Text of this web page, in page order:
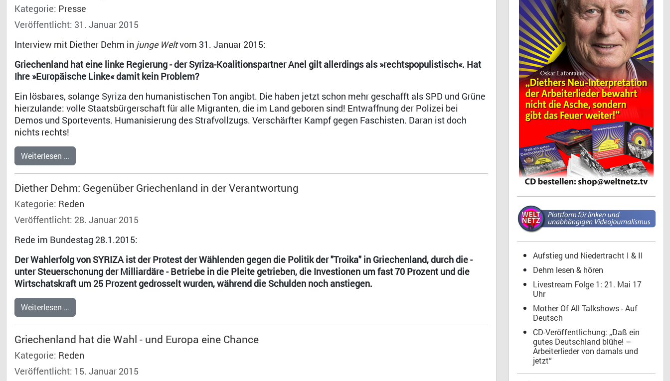
Kategorie: Presse
Veröffentlicht: 31. Januar 2015
Interview mit Diether Dehm in junge Weltvom 31. Januar 2015:
Griechenland hat eine linke Regierung - der Syriza-Koalitionspartner Anel gilt allerdings als »rechtspopulistisch«. Hat
Ihre »Europäische Linke« damit kein Problem?
Ein lösbares, solange Syriza den humanistischen Ton angibt. Die haben jetzt schon mehr geschafft als SPD und Grüne
hierzulande: volle Staatsbürgerschaft für alle Migranten, die im Land geboren sind! Entwaffnung der Polizei bei
Demos und Sportevents. Humanisierung des Strafvollzugs. Verschärfter Kampf gegen Faschisten. Daran ist doch
nichts rechts!
Weiterlesen …
Diether Dehm: Gegenüber Griechenland in der Verantwortung
Kategorie: Reden
Veröffentlicht: 28. Januar 2015
Rede im Bundestag 28.1.2015:
Der Wahlerfolg von SYRIZA ist der Protest der Wählenden gegen die Politik der "Troika" in Griechenland, durch die -
unter Steuerschonung der Milliardäre - Betriebe in die Pleite getrieben, die Investionen um fast 70 Prozent und die
Wirtschatskraft um 25 Prozent gedrosselt wurden, während die Schulden noch anstiegen.
Weiterlesen …
Griechenland hat die Wahl - und Europa eine Chance
Kategorie: Reden
Veröffentlicht: 15. Januar 2015
Aufstieg und Niedertracht I & II
Dehm lesen & hören
Livestream Folge 1: 21. Mai 17
Uhr
Mother Of All Talkshows - Auf
Deutsch
CD-Veröffentlichung: „Daß ein
gutes Deutschland blühe! –
Arbeiterlieder von damals und
jetzt“